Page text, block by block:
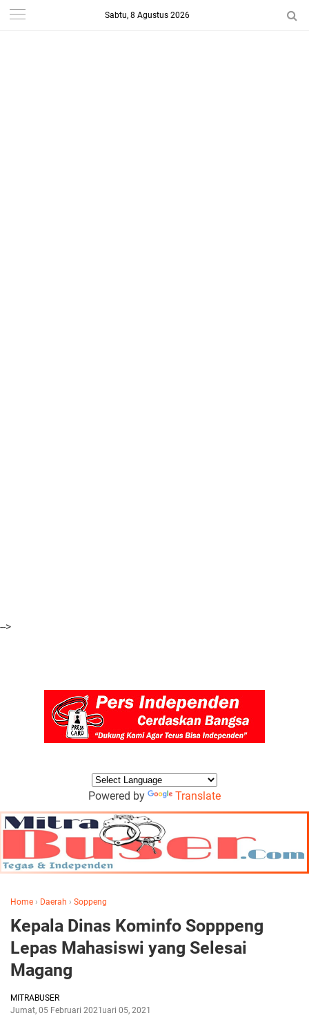
-->
Sabtu, 8 Agustus 2026
Powered by Translate
Home › Daerah › Soppeng
Kepala Dinas Kominfo Sopppeng
Lepas Mahasiswi yang Selesai
Magang
MITRABUSER
Jumat, 05 Februari 2021Februari 05, 2021